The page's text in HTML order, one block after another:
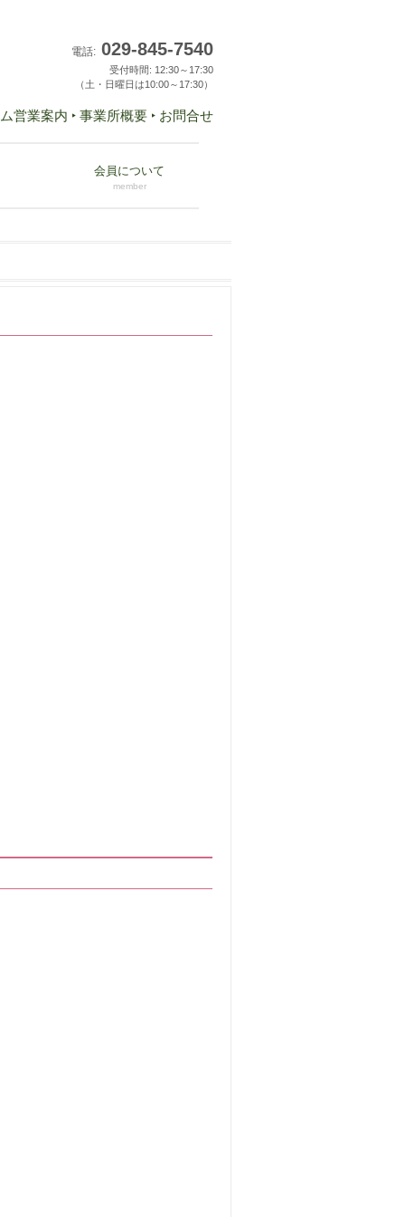
電話: 029-845-7540
受付時間: 12:30～17:30
（土・日曜日は10:00～17:30）
営業案内 ‣ 事業所概要 ‣ お問合せ
会員について
member